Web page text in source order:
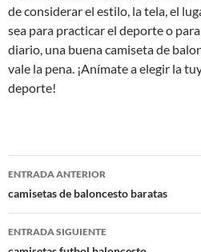
de considerar el estilo, la tela, el
sea para practicar el deporte o
diario, una buena camiseta de
vale la pena. ¡Anímate a elegir la
deporte!
Navegación
de
entradas
ENTRADA ANTERIOR
camisetas de baloncesto baratas
ENTRADA SIGUIENTE